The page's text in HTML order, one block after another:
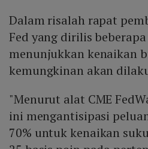
Dalam risalah rapat
Fed yang dirilis
menunjukkan kenaikan
kemungkinan akan
"Menurut alat CME
ini mengantisipasi
70% untuk kenaikan